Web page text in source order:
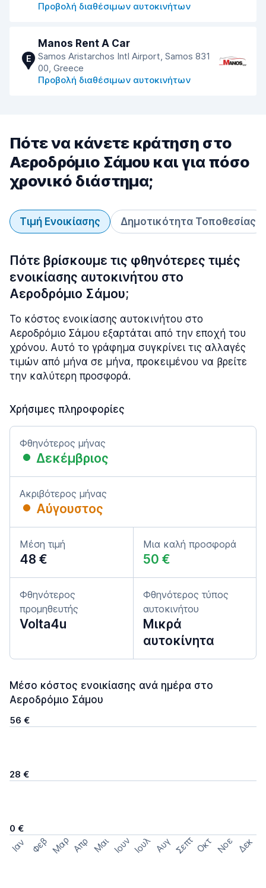
Προβολή διαθέσιμων αυτοκινήτων
E
Manos Rent A Car
Samos Aristarchos Intl Airport, Samos 831
00, Greece
Προβολή διαθέσιμων αυτοκινήτων
Πότε να κάνετε κράτηση στο
Αεροδρόμιο Σάμου και για πόσο
χρονικό διάστημα;
Τιμή Ενοικίασης Δημοτικότητα Τοποθεσίας
Πότε βρίσκουμε τις φθηνότερες τιμές
ενοικίασης αυτοκινήτου στο
Αεροδρόμιο Σάμου;
Το κόστος ενοικίασης αυτοκινήτου στο
Αεροδρόμιο Σάμου εξαρτάται από την εποχή του
χρόνου. Αυτό το γράφημα συγκρίνει τις αλλαγές
τιμών από μήνα σε μήνα, προκειμένου να βρείτε
την καλύτερη προσφορά.
Χρήσιμες πληροφορίες
Φθηνότερος μήνας
Δεκέμβριος
Ακριβότερος μήνας
Αύγουστος
Μέση τιμή
48 €
Μια καλή προσφορά
50 €
Φθηνότερος
προμηθευτής
Volta4u
Φθηνότερος τύπος
αυτοκινήτου
Μικρά
αυτοκίνητα
Μέσο κόστος ενοικίασης ανά ημέρα στο
Αεροδρόμιο Σάμου
56 €
28 €
0 €
Ιαν Φεβ Μαρ Απρ Μαι Ιουν Ιουλ Αυγ Σεπτ Οκτ Νοε Δεκ